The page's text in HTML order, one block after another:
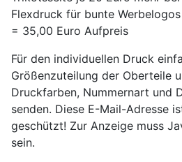
Flexdruck für bunte
= 35,00 Euro Aufpreis
Für den individuellen Druck
Größenzuteilung der Oberteile
Druckfarben, Nummernart und
senden. Diese E-Mail-Adresse
geschützt! Zur Anzeige muss
sein.